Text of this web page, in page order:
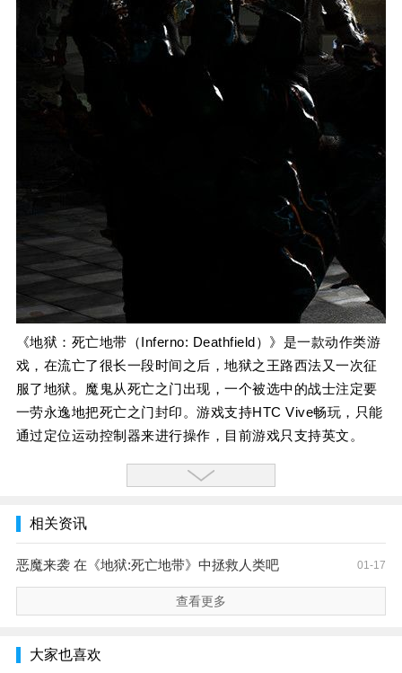
《地狱：死亡地带（Inferno: Deathfield）》是一款动作类游
戏，在流亡了很长一段时间之后，地狱之王路西法又一次征
服了地狱。魔鬼从死亡之门出现，一个被选中的战士注定要
一劳永逸地把死亡之门封印。游戏支持HTC Vive畅玩，只能
通过定位运动控制器来进行操作，目前游戏只支持英文。
相关资讯
恶魔来袭 在《地狱:死亡地带》中拯救人类吧 01-17
查看更多
大家也喜欢